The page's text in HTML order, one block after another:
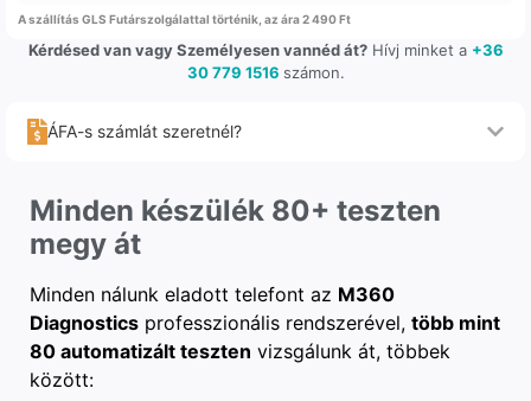
A szállítás GLS Futárszolgálattal történik, az ára 2 490 Ft
Kérdésed van vagy Személyesen vannéd át?Hívj minket a +36
30 779 1516 számon.
ÁFA-s számlát szeretnél?
Minden készülék 80+ teszten
megy át
Minden nálunk eladott telefont az M360
Diagnostics professzionális rendszerével, több mint
80 automatizált teszten vizsgálunk át, többek
között: